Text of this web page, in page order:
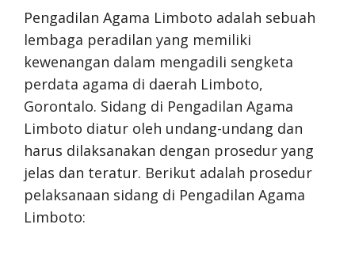
Pengadilan Agama Limboto adalah sebuah
lembaga peradilan yang memiliki
kewenangan dalam mengadili sengketa
perdata agama di daerah Limboto,
Gorontalo. Sidang di Pengadilan Agama
Limboto diatur oleh undang-undang dan
harus dilaksanakan dengan prosedur yang
jelas dan teratur. Berikut adalah prosedur
pelaksanaan sidang di Pengadilan Agama
Limboto: